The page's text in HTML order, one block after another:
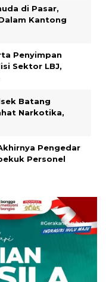
di Pasar,
Kantong
Penyimpan
Sektor LBJ,
Batang
Narkotika,
Pengedar
Personel